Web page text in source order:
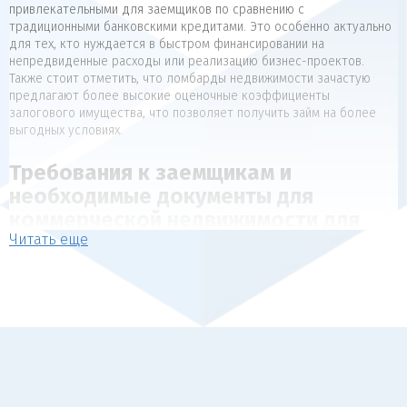
привлекательными для заемщиков по сравнению с
традиционными банковскими кредитами. Это особенно актуально
для тех, кто нуждается в быстром финансировании на
непредвиденные расходы или реализацию бизнес-проектов.
Также стоит отметить, что ломбарды недвижимости зачастую
предлагают более высокие оценочные коэффициенты
залогового имущества, что позволяет получить займ на более
выгодных условиях.
Требования к заемщикам и
необходимые документы для
коммерческой недвижимости
Читать еще